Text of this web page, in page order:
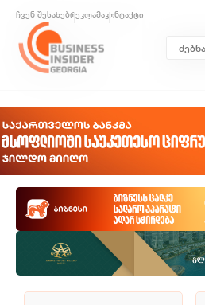
ჩვენ შესახებრეკლამაკონტაქტი